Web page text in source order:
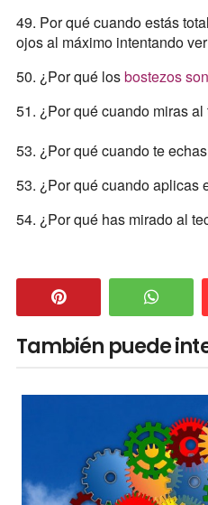
49. Por qué cuando estás
ojos al máximo intentando
50. ¿Por qué losbostezos
51. ¿Por qué cuando miras
53. ¿Por qué cuando te
53. ¿Por qué cuando aplicas
54. ¿Por qué has mirado al
También puede